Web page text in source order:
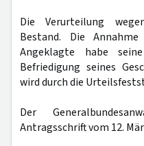
Die Verurteilung
Bestand. Die
Angeklagte habe
Befriedigung seines
wird durch die
Der
Antragsschrift vom 12.